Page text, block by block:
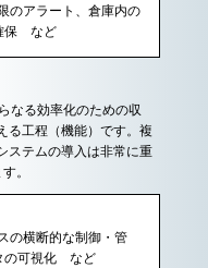
のアラート、倉庫内の
保 など
なる効率化のための収
る工程（機能）です。複
ステムの導入は非常に重
。
の横断的な制御・管
の可視化 など